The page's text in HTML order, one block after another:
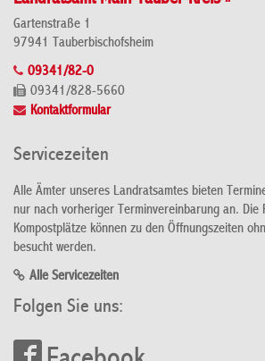
Gartenstraße 1
97941 Tauberbischofsheim
09341/82-0
09341/828-5660
Kontaktformular
Servicezeiten
Alle Ämter unseres Landratsamtes bieten
nur nach vorheriger Terminvereinbarung an. Die
Kompostplätze können zu den Öffnungszeiten
besucht werden.
Alle Servicezeiten
Folgen Sie uns: